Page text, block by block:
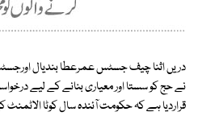
دریں اثنا چیف جسٹس عمرعطا بندیال
نے حج کو سستا اور معیاری بنانے کے لیے
قراردیا ہے کہ حکومت آئندہ سال کوٹا الاٹمنٹ